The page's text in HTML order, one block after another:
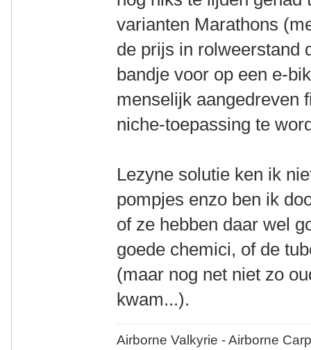
varianten Marathons
de prijs in rolweerstand
bandje voor op een e-
menselijk aangedreven
niche-toepassing te
Lezyne solutie ken ik
pompjes enzo ben ik
of ze hebben daar wel
goede chemici, of de
(maar nog net niet zo
kwam...).
Airborne Valkyrie - Airborne